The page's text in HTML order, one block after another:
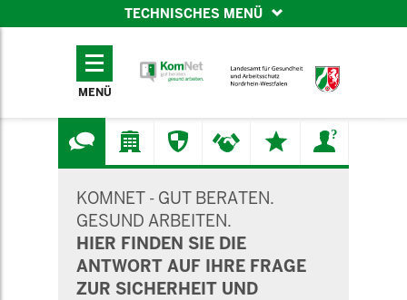
TECHNISCHES MENÜ
TECHNISCHES
MENÜ
KOMNET - GUT BERATEN.
GESUND ARBEITEN.
HIER FINDEN SIE DIE
ANTWORT AUF IHRE FRAGE
ZUR SICHERHEIT UND